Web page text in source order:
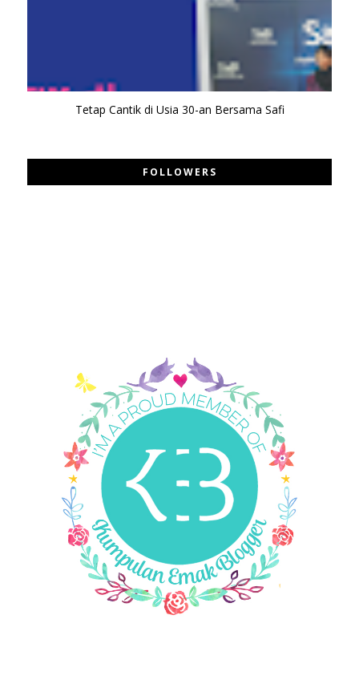
Tetap Cantik di Usia 30-an Bersama Safi
FOLLOWERS